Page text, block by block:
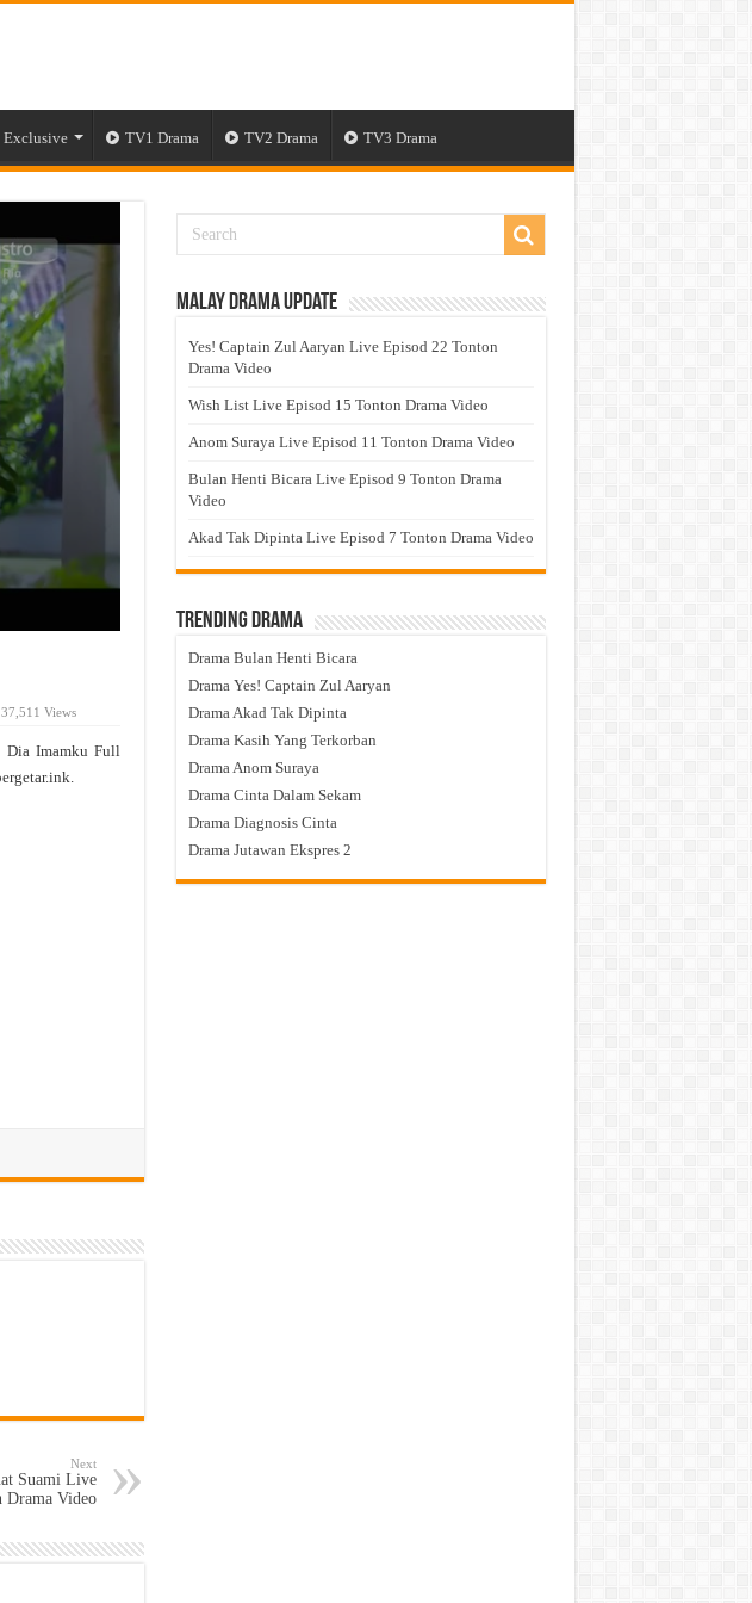
Exclusive TV1 Drama TV2 Drama TV3 Drama
37,511 Views
Dia Imamku Full
Next
Suami Live
Drama Video
Malay Drama Update
Yes! Captain Zul Aaryan Live Episod 22 Tonton
Drama Video
Wish List Live Episod 15 Tonton Drama Video
Anom Suraya Live Episod 11 Tonton Drama Video
Bulan Henti Bicara Live Episod 9 Tonton Drama
Video
Akad Tak Dipinta Live Episod 7 Tonton Drama Video
Trending Drama
Drama Bulan Henti Bicara
Drama Yes! Captain Zul Aaryan
Drama Akad Tak Dipinta
Drama Kasih Yang Terkorban
Drama Anom Suraya
Drama Cinta Dalam Sekam
Drama Diagnosis Cinta
Drama Jutawan Ekspres 2